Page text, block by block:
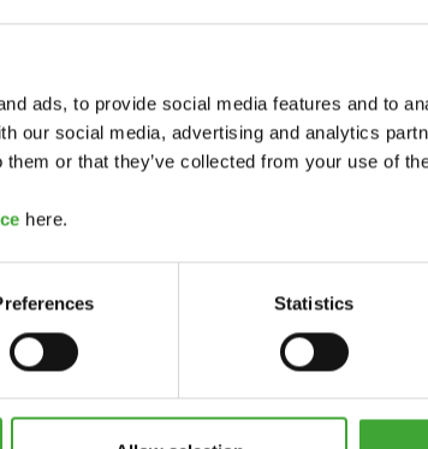
ads, to provide social media features and to
our social media, advertising and analytics
them or that they’ve collected from your use of
here.
Statistics